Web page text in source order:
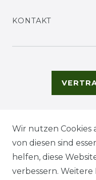
KONTAKT
Wir nutzen Cookies
von diesen sind
helfen, diese
verbessern.